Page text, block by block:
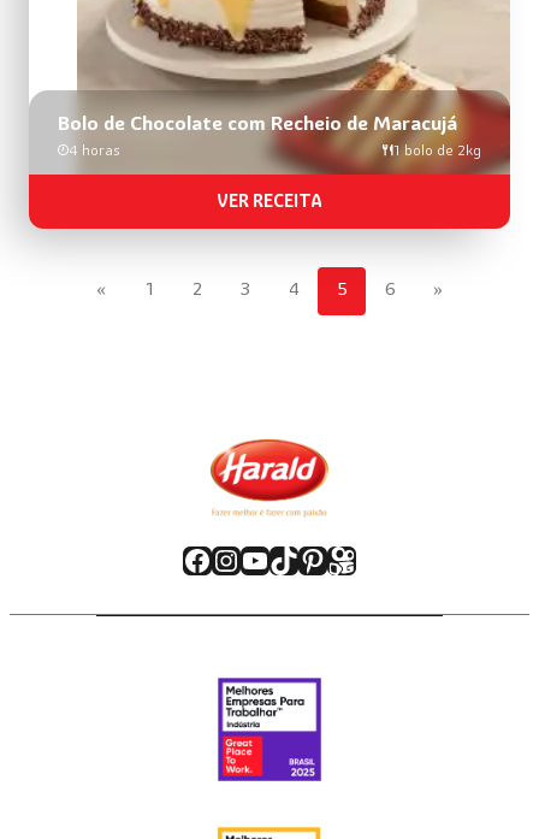
Bolo de Chocolate com Recheio de Maracujá
4 horas 1 bolo de 2kg
VER RECEITA
« 1 2 3 4 5 6 »
Facebook
Instagram
Youtube
TikTok
Pinterest
Kwai